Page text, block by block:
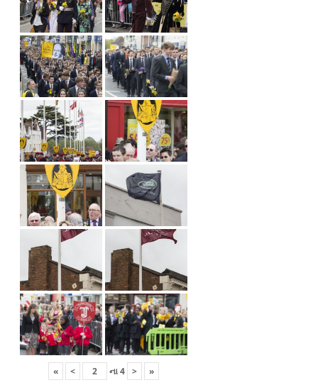
« < ના4 > »